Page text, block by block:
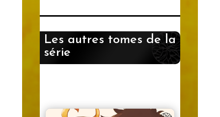
Les autres tomes de la
série